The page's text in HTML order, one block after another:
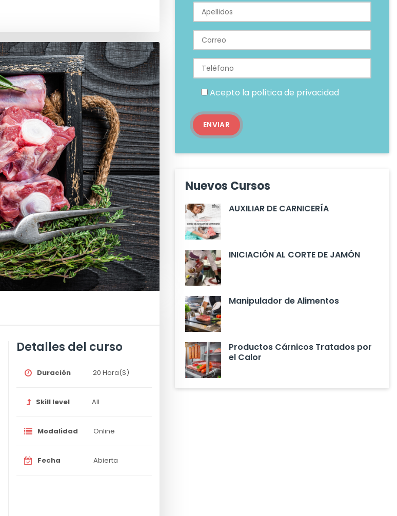
Detalles del curso
Duración 20 Hora(s)
Skill level All
Modalidad Online
Fecha Abierta
Acepto la política de privacidad
Nuevos Cursos
AUXILIAR DE CARNICERÍA
INICIACIÓN AL CORTE DE JAMÓN
Manipulador de Alimentos
Productos Cárnicos Tratados por
el Calor